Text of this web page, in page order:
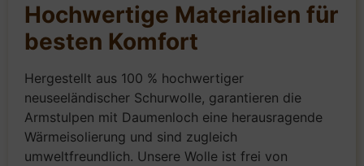
Hochwertige Materialien für
besten Komfort
Hergestellt aus 100 % hochwertiger
neuseeländischer Schurwolle, garantieren die
Armstulpen mit Daumenloch eine herausragende
Wärmeisolierung und sind zugleich
umweltfreundlich. Unsere Wolle ist frei von